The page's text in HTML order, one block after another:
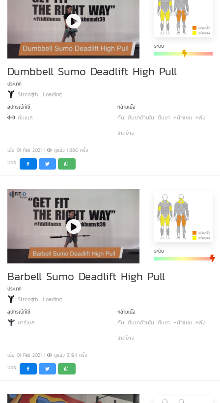
ระดับ
Dumbbell Sumo Deadlift High Pull
ประเภท
Strength : Loading
อุปกรณ์ที่ใช้
ดัมเบล
กล้ามเนื้อ
ก้น ต้นขาด้านใน ต้นขา หน้าแขน หลัง
ไหล่ข้าง
เมื่อ 01 Feb 2021 | ดูแล้ว 1,886 ครั้ง
แชร์
ระดับ
Barbell Sumo Deadlift High Pull
ประเภท
Strength : Loading
อุปกรณ์ที่ใช้
บาร์เบล
กล้ามเนื้อ
ก้น ต้นขาด้านใน ต้นขา หน้าแขน หลัง
ไหล่ข้าง
เมื่อ 01 Feb 2021 | ดูแล้ว 3,194 ครั้ง
แชร์